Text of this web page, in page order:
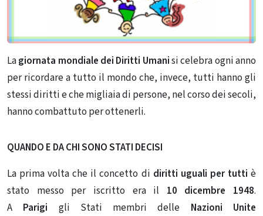
Lagiornata mondiale dei Diritti Umanisi celebra ogni anno
per ricordare a tutto il mondo che, invece, tutti hanno gli
stessi diritti e che migliaia di persone, nel corso dei secoli,
hanno combattuto per ottenerli.
QUANDO E DA CHI SONO STATI DECISI
La prima volta che il concetto di diritti uguali per tutti è
stato messo per iscritto era il 10 dicembre 1948.
A Parigi gli Stati membri delle Nazioni Unite